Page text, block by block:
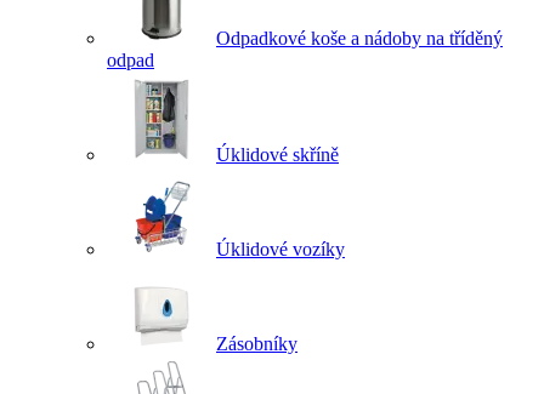
Odpadkové koše a nádoby na tříděný
odpad
Úklidové skříně
Úklidové vozíky
Zásobníky